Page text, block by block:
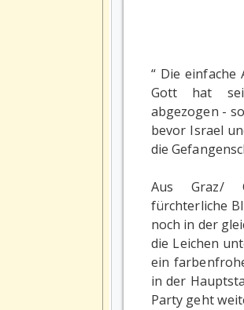
“ Die einfache
Gott hat
abgezogen -
bevor Israel
die
Aus Graz/
fürchterliche
noch in der
die Leichen
ein
in der
Party geht